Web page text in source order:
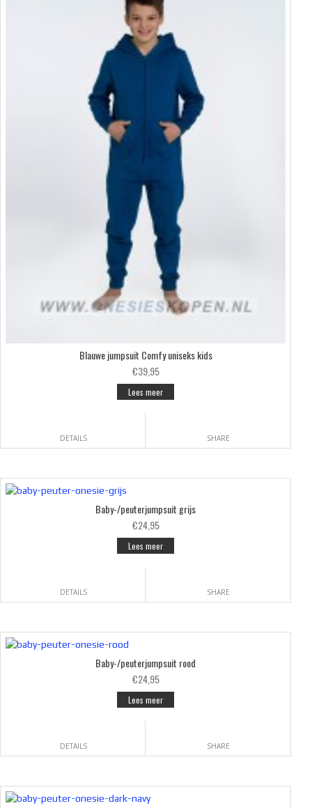
Blauwe jumpsuit Comfy uniseks kids
€39,95
Lees meer
DETAILS SHARE
Baby-/peuterjumpsuit grijs
€24,95
Lees meer
DETAILS SHARE
Baby-/peuterjumpsuit rood
€24,95
Lees meer
DETAILS SHARE